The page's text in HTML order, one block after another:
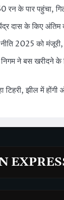
रन के पार पहुंचा,
दास के किए
2025 को
निगम ने बस खरीदने के
झील में होंगी